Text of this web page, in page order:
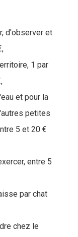
d'observer et
1 par
et pour la
petites
5 et 20 €
entre 5
par chat
chez le